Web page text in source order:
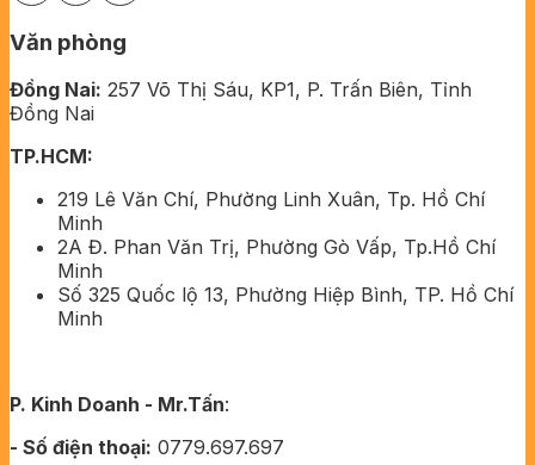
Văn phòng
Đồng Nai: 257 Võ Thị Sáu, KP1, P. Trấn Biên, Tỉnh
Đồng Nai
TP.HCM:
219 Lê Văn Chí, Phường Linh Xuân, Tp. Hồ Chí
Minh
2A Đ. Phan Văn Trị, Phường Gò Vấp, Tp.Hồ Chí
Minh
Số 325 Quốc lộ 13, Phường Hiệp Bình, TP. Hồ Chí
Minh
P. Kinh Doanh - Mr.Tấn:
- Số điện thoại: 0779.697.697